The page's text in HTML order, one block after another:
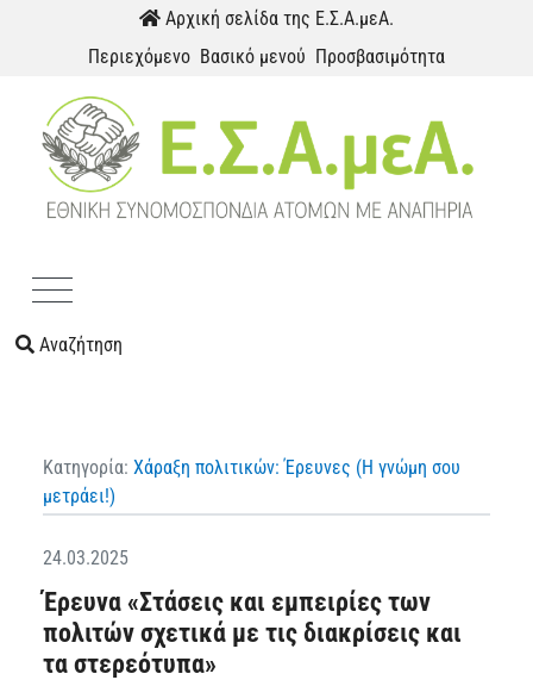
Παράκαμψη προς το περιεχόμενοΑρχική σελίδα της Ε.Σ.Α.μεΑ.
Περιεχόμενο Βασικό μενού Προσβασιμότητα
Αναζήτηση
Κατηγορία: Χάραξη πολιτικών: Έρευνες (Η γνώμη σου
μετράει!)
24.03.2025
Έρευνα «Στάσεις και εμπειρίες των
πολιτών σχετικά με τις διακρίσεις και
τα στερεότυπα»